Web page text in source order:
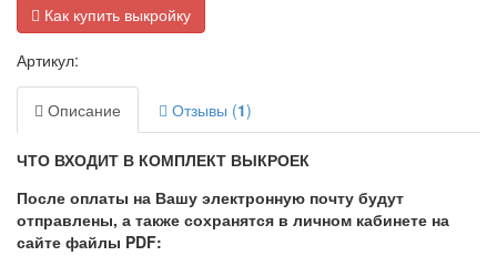
Как купить выкройку
Артикул:
Описание Отзывы (1)
ЧТО ВХОДИТ В КОМПЛЕКТ ВЫКРОЕК
После оплаты на Вашу электронную почту будут
отправлены, а также сохранятся в личном кабинете на
сайте файлы PDF: